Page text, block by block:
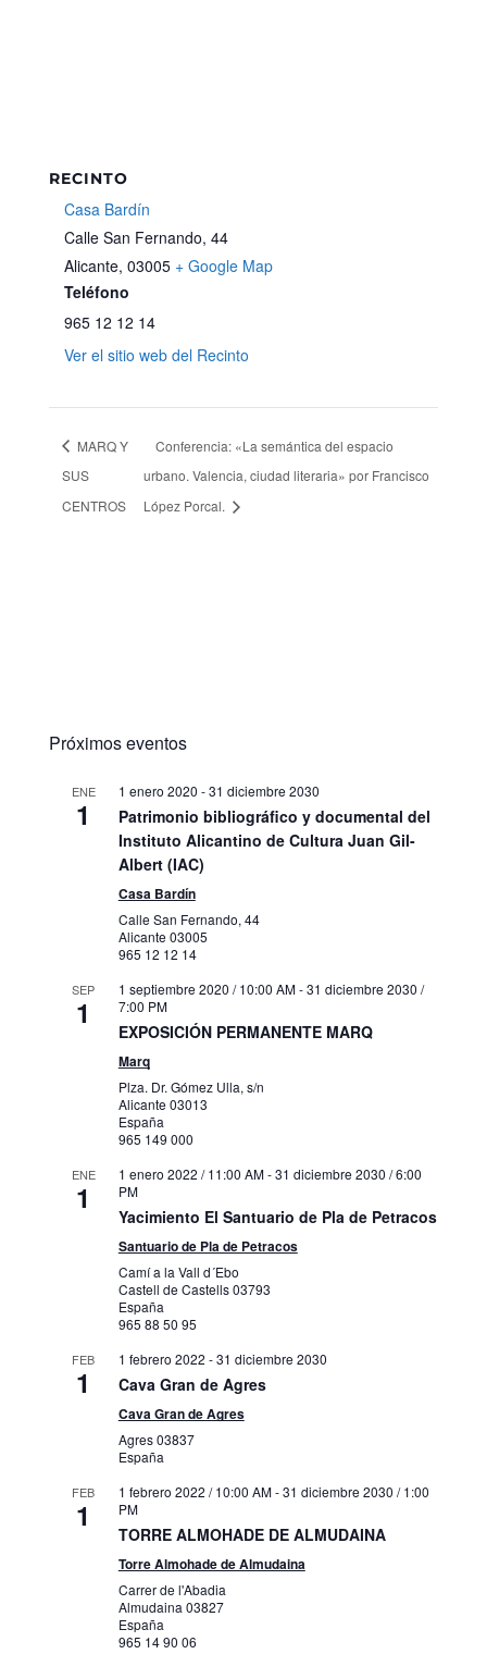
RECINTO
Casa Bardín
Calle San Fernando, 44
Alicante, 03005 + Google Map
Teléfono
965 12 12 14
Ver el sitio web del Recinto
MARQ Y
SUS
CENTROS
Conferencia: «La semántica del espacio
urbano. Valencia, ciudad literaria» por Francisco
López Porcal.
Próximos eventos
ENE
1
1 enero 2020 -31 diciembre 2030
Patrimonio bibliográfico y documental del
Instituto Alicantino de Cultura Juan Gil-
Albert (IAC)
Casa Bardín
Calle San Fernando, 44
Alicante 03005
965 12 12 14
SEP
1
1 septiembre 2020 / 10:00 AM-31 diciembre 2030 /
7:00 PM
EXPOSICIÓN PERMANENTE MARQ
Marq
Plza. Dr. Gómez Ulla, s/n
Alicante 03013
España
965 149 000
ENE
1
1 enero 2022 / 11:00 AM-31 diciembre 2030 / 6:00
PM
Yacimiento El Santuario de Pla de Petracos
Santuario de Pla de Petracos
Camí a la Vall d´Ebo
Castell de Castells03793
España
965 88 50 95
FEB
1
1 febrero 2022 -31 diciembre 2030
Cava Gran de Agres
Cava Gran de Agres
Agres03837
España
FEB
1
1 febrero 2022 / 10:00 AM-31 diciembre 2030 / 1:00
PM
TORRE ALMOHADE DE ALMUDAINA
Torre Almohade de Almudaina
Carrer de l'Abadia
Almudaina 03827
España
965 14 90 06